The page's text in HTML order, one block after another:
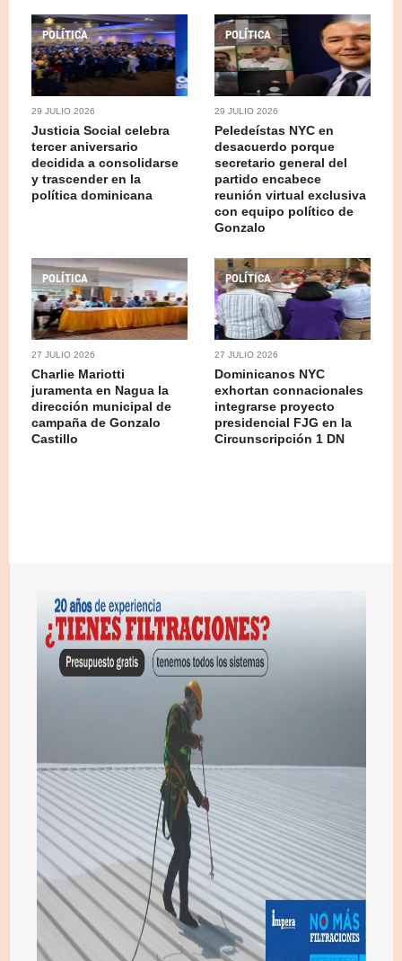
POLÍTICA
29 JULIO 2026
Justicia Social celebra
tercer aniversario
decidida a consolidarse
y trascender en la
política dominicana
POLÍTICA
29 JULIO 2026
Peledeístas NYC en
desacuerdo porque
secretario general del
partido encabece
reunión virtual exclusiva
con equipo político de
Gonzalo
POLÍTICA
27 JULIO 2026
Charlie Mariotti
juramenta en Nagua la
dirección municipal de
campaña de Gonzalo
Castillo
POLÍTICA
27 JULIO 2026
Dominicanos NYC
exhortan connacionales
integrarse proyecto
presidencial FJG en la
Circunscripción 1 DN